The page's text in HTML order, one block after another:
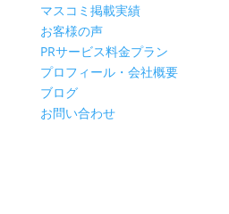
マスコミ掲載実績
お客様の声
PRサービス料金プラン
プロフィール・会社概要
ブログ
お問い合わせ